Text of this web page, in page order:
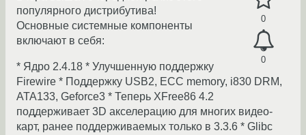
0
0
популярного дистрибутива!
Основные системные компоненты
включают в себя:
* Ядро 2.4.18 * Улучшенную поддержку
Firewire * Поддержку USB2, ECC memory, i830 DRM,
ATA133, Geforce3 * Теперь XFree86 4.2
поддерживает 3D акселерацию для многих видео-
карт, ранее поддерживаемых только в 3.3.6 * Glibc